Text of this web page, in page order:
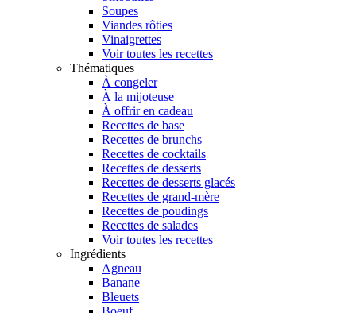
Soupes
Viandes rôties
Vinaigrettes
Voir toutes les recettes
Thématiques
À congeler
À la mijoteuse
À offrir en cadeau
Recettes de base
Recettes de brunchs
Recettes de cocktails
Recettes de desserts
Recettes de desserts glacés
Recettes de grand-mère
Recettes de poudings
Recettes de salades
Voir toutes les recettes
Ingrédients
Agneau
Banane
Bleuets